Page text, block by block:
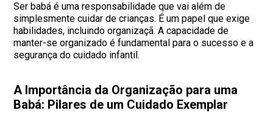
Ser babá é uma responsabilidade que vai além de
simplesmente cuidar de crianças. É um papel que exige
habilidades, incluindo organizaçã. A capacidade de
manter-se organizado é fundamental para o sucesso e a
segurança do cuidado infantil.
A Importância da Organização para uma
Babá: Pilares de um Cuidado Exemplar